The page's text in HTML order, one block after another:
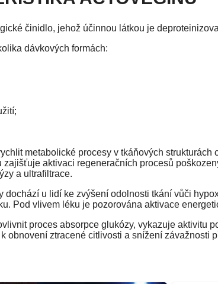
činidlo, jehož účinnou látkou je
dávkových formách:
metabolické procesy v tkáňových
zajišťuje aktivaci regeneračních procesů
a ultrafiltrace.
dochází u lidí ke zvýšení odolnosti tkání vůči
Pod vlivem léku je pozorována aktivace
proces absorpce glukózy, vykazuje aktivitu
obnovení ztracené citlivosti a snížení závažnosti